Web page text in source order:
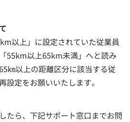
以上」に設定されていた従業員
55km以上65km未満」へと読み
㎞以上の距離区分に該当する従
設定をお願いいたします。
たら、下記サポート窓口までお問